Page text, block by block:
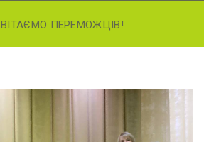
ВІТАЄМО ПЕРЕМОЖЦІВ!